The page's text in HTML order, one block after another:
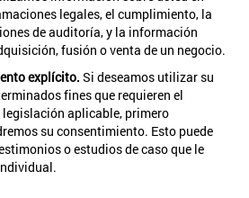
legales, el cumplimiento, la
de auditoría, y la información
fusión o venta de un negocio.
explícito. Si deseamos utilizar su
fines que requieren el
aplicable, primero
su consentimiento. Esto puede
o estudios de caso que le